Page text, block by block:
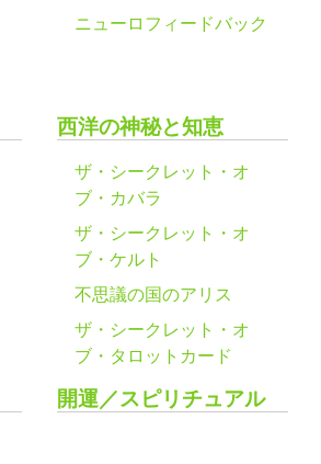
ニューロフィードバック
西洋の神秘と知恵
ザ・シークレット・オ
ブ・カバラ
ザ・シークレット・オ
ブ・ケルト
不思議の国のアリス
ザ・シークレット・オ
ブ・タロットカード
開運／スピリチュアル